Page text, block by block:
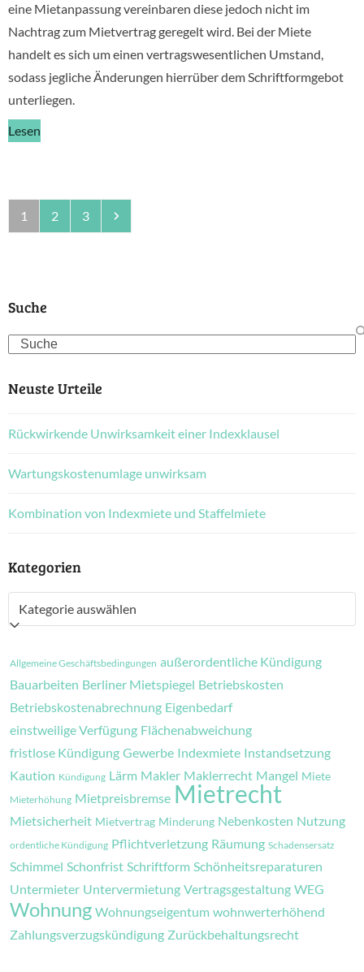
eine Mietanpassung vereinbaren diese jedoch nicht im
Nachtrag zum Mietvertrag geregelt wird. Bei der Miete
handelt es sich um einen vertragswesentlichen Umstand,
sodass jegliche Änderungen hierrüber dem Schriftformgebot
unterliegen.
Lesen
Seite
1 Seite
2 Seite
3 Vorwärts
Suche
Search
Neuste Urteile
Rückwirkende Unwirksamkeit einer Indexklausel
Wartungskostenumlage unwirksam
Kombination von Indexmiete und Staffelmiete
Kategorien
Kategorien
Allgemeine Geschäftsbedingungen außerordentliche Kündigung
Bauarbeiten Berliner Mietspiegel Betriebskosten
Betriebskostenabrechnung Eigenbedarf
einstweilige Verfügung Flächenabweichung
fristlose Kündigung Gewerbe Indexmiete Instandsetzung
Kaution Kündigung Lärm Makler Maklerrecht Mangel Miete
Mieterhöhung Mietpreisbremse Mietrecht
Mietsicherheit Mietvertrag Minderung Nebenkosten Nutzung
ordentliche Kündigung Pflichtverletzung Räumung Schadensersatz
Schimmel Schonfrist Schriftform Schönheitsreparaturen
Untermieter Untervermietung Vertragsgestaltung WEG
Wohnung Wohnungseigentum wohnwerterhöhend
Zahlungsverzugskündigung Zurückbehaltungsrecht